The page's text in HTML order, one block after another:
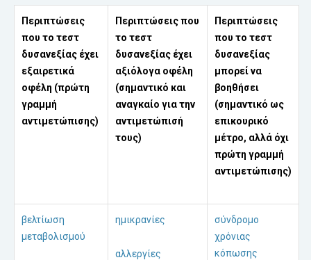
Π εριπτώσεις
που το τεστ
δυσανεξίας έχει
εξαιρετικά
οφέλη (πρώτη
γραμμή
αντιμετώπισης)
Π εριπτώσεις που
το τεστ
δυσανεξίας έχει
αξιόλογα οφέλη
(σημαντικό και
αναγκαίο για την
αντιμετώπισή
τους)
Π εριπτώσεις
που το τεστ
δυσανεξίας
μπορεί να
βοηθήσει
(σημαντικό ως
επικουρικό
μέτρο, αλλά όχι
πρώτη γραμμή
αντιμετώπισης)
βελτίωση
μεταβολισμού
ημικρανίες
αλλεργίες
σύνδρομο
χρόνιας
κόπωσης